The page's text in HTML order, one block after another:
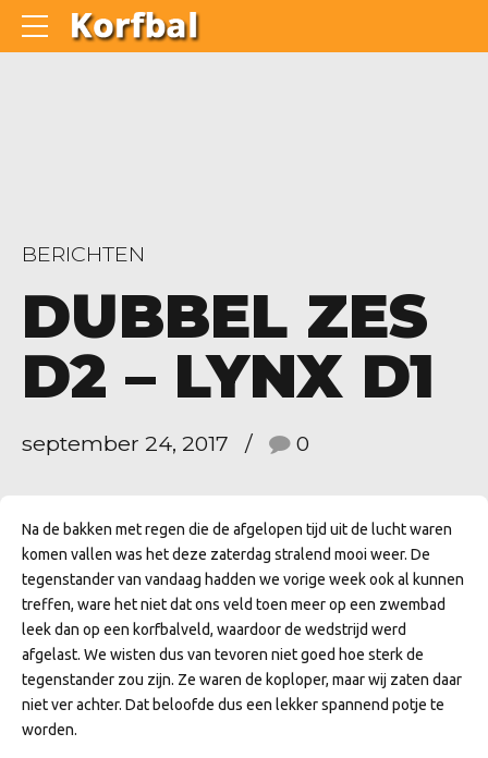
BERICHTEN
DUBBEL ZES
D2 – LYNX D1
september 24, 2017 0
Na de bakken met regen die de afgelopen tijd uit de lucht waren
komen vallen was het deze zaterdag stralend mooi weer. De
tegenstander van vandaag hadden we vorige week ook al kunnen
treffen, ware het niet dat ons veld toen meer op een zwembad
leek dan op een korfbalveld, waardoor de wedstrijd werd
afgelast. We wisten dus van tevoren niet goed hoe sterk de
tegenstander zou zijn. Ze waren de koploper, maar wij zaten daar
niet ver achter. Dat beloofde dus een lekker spannend potje te
worden.